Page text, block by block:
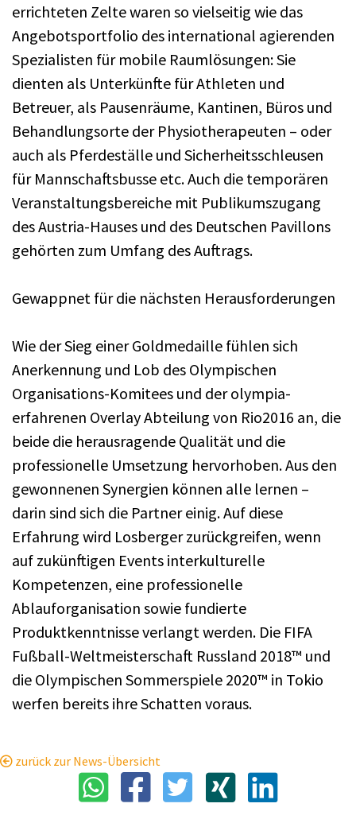
errichteten Zelte waren so vielseitig wie das
Angebotsportfolio des international agierenden
Spezialisten für mobile Raumlösungen: Sie
dienten als Unterkünfte für Athleten und
Betreuer, als Pausenräume, Kantinen, Büros und
Behandlungsorte der Physiotherapeuten – oder
auch als Pferdeställe und Sicherheitsschleusen
für Mannschaftsbusse etc. Auch die temporären
Veranstaltungsbereiche mit Publikumszugang
des Austria-Hauses und des Deutschen Pavillons
gehörten zum Umfang des Auftrags.
Gewappnet für die nächsten Herausforderungen
Wie der Sieg einer Goldmedaille fühlen sich
Anerkennung und Lob des Olympischen
Organisations-Komitees und der olympia-
erfahrenen Overlay Abteilung von Rio2016 an, die
beide die herausragende Qualität und die
professionelle Umsetzung hervorhoben. Aus den
gewonnenen Synergien können alle lernen –
darin sind sich die Partner einig. Auf diese
Erfahrung wird Losberger zurückgreifen, wenn
auf zukünftigen Events interkulturelle
Kompetenzen, eine professionelle
Ablauforganisation sowie fundierte
Produktkenntnisse verlangt werden. Die FIFA
Fußball-Weltmeisterschaft Russland 2018™ und
die Olympischen Sommerspiele 2020™ in Tokio
werfen bereits ihre Schatten voraus.
zurück zur News-Übersicht